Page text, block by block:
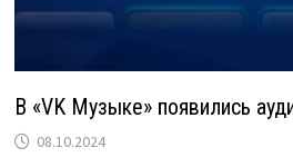
В «VK Музыке» появились
08.10.2024